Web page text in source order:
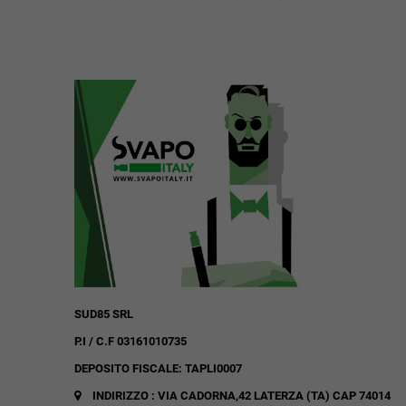
SUD85 SRL
P.I / C.F 03161010735
DEPOSITO FISCALE: TAPLI0007
INDIRIZZO : VIA CADORNA,42 LATERZA (TA) CAP 74014